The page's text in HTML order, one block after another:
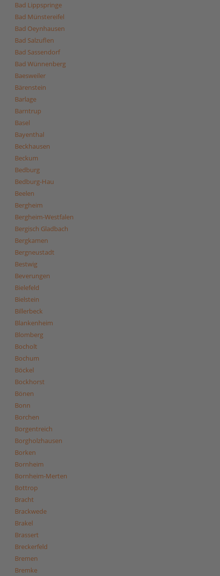
Bad Lippspringe
Bad Münstereifel
Bad Oeynhausen
Bad Salzuflen
Bad Sassendorf
Bad Wünnenberg
Baesweiler
Bärenstein
Barlage
Barntrup
Basel
Bayenthal
Beckhausen
Beckum
Bedburg
Bedburg-Hau
Beelen
Bergheim
Bergheim-Westfalen
Bergisch Gladbach
Bergkamen
Bergneustadt
Bestwig
Beverungen
Bielefeld
Bielstein
Billerbeck
Blankenheim
Blomberg
Bocholt
Bochum
Böckel
Bockhorst
Bönen
Bonn
Borchen
Borgentreich
Borgholzhausen
Borken
Bornheim
Bornheim-Merten
Bottrop
Bracht
Brackwede
Brakel
Brassert
Breckerfeld
Bremen
Bremke